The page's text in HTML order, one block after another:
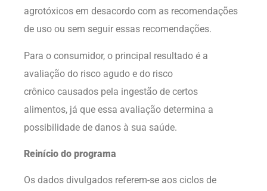
agrotóxicos em desacordo com as recomendações
de uso ou sem seguir essas recomendações.
Para o consumidor, o principal resultado é a
avaliação do risco agudo e do risco
crônico causados pela ingestão de certos
alimentos, já que essa avaliação determina a
possibilidade de danos à sua saúde.
Reinício do programa
Os dados divulgados referem-se aos ciclos de